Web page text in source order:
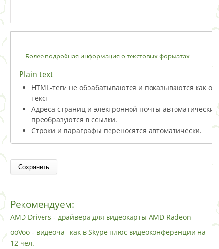
Более подробная информация о текстовых форматах
Plain text
HTML-теги не обрабатываются и показываются как
текст
Адреса страниц и электронной почты автоматически
преобразуются в ссылки.
Строки и параграфы переносятся автоматически.
Рекомендуем:
AMD Drivers - драйвера для видеокарты AMD Radeon
ooVoo - видеочат как в Skype плюс видеоконференции на
12 чел.